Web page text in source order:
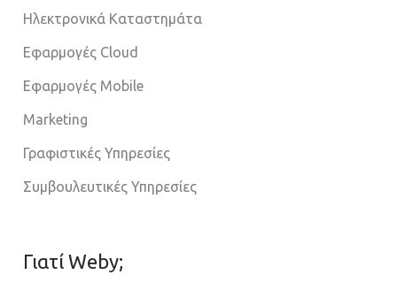
Ηλεκτρονικά Καταστημάτα
Εφαρμογές Cloud
Εφαρμογές Mobile
Marketing
Γραφιστικές Υπηρεσίες
Συμβουλευτικές Υπηρεσίες
Γιατί Weby;